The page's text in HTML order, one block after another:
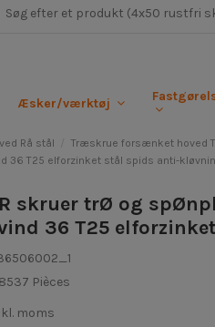
Æsker/værktøj
Rå stål Træskrue forsænket hoved
36 T25 elforzinket stål spids anti-
skruer trØ og
36 T25
Pièces
moms